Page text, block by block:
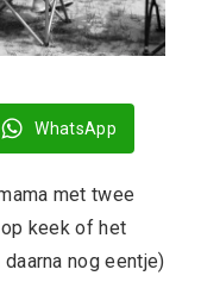
WhatsApp
met twee
keek of het
nog eentje)